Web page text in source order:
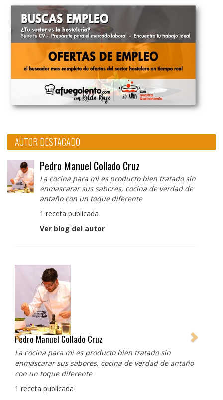
AUTOR DESTACADO
Pedro Manuel Collado Cruz
La cocina para mi es producto bien tratado sin
enmascarar sus sabores, cocina de verdad de
antaño con un toque diferente
1 receta publicada
Ver blog del autor
Albert Adrià
Redes sociales:
https://www.instagram.com/enigma_albertadria/
https://www.instagram.com/albertadriaprojects/
3 recetas publicadas